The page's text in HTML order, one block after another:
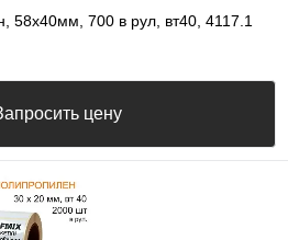
58х40мм, 700 в рул, вт40, 4117.1
цену